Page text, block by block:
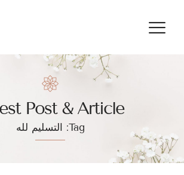
Post & Article
Tag: التسليم لله